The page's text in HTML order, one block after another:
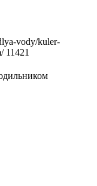
vody/kuler-
11421